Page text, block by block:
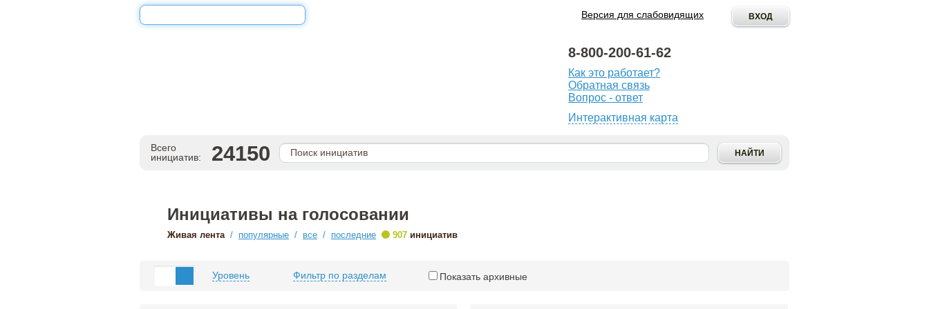
Версия для слабовидящих
8-800-200-61-62
Как это работает?
Обратная связь
Вопрос - ответ
Интерактивная карта
Всего
инициатив:
24150
Инициативы на голосовании
Живая лента / популярные / все / последние •
907 инициатив
Уровень Фильтр по разделам Показать архивные